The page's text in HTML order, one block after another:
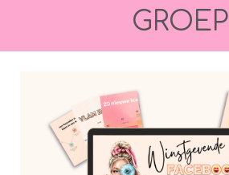
GROEP